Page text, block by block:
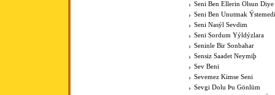
Seni Ben Ellerin Olsun
Seni Ben Unutmak
Seni Nasýl Sevdim
Seni Sordum Yýldýzlara
Seninle Bir Sonbahar
Sensiz Saadet Neymiþ
Sev Beni
Sevemez Kimse Seni
Sevgi Dolu Þu Gönlüm